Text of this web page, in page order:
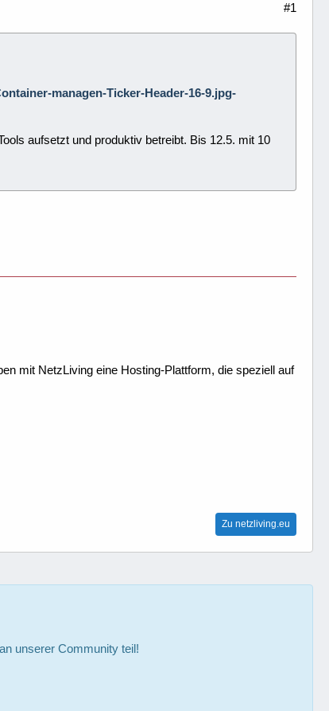
#1
managen-Ticker-Header-16-9.jpg-
aufsetzt und produktiv betreibt. Bis 12.5. mit 10
mit NetzLiving eine Hosting-Plattform, die speziell auf
Zu netzliving.eu
unserer Community teil!